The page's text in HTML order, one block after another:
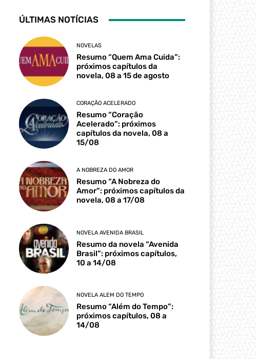
ÚLTIMAS NOTÍCIAS
NOVELAS
Resumo “Quem Ama Cuida”:
próximos capítulos da
novela, 08 a 15 de agosto
CORAÇÃO ACELERADO
Resumo “Coração
Acelerado”: próximos
capítulos da novela, 08 a
15/08
A NOBREZA DO AMOR
Resumo “A Nobreza do
Amor”: próximos capítulos da
novela, 08 a 17/08
NOVELA AVENIDA BRASIL
Resumo da novela “Avenida
Brasil”: próximos capítulos,
10 a 14/08
NOVELA ALEM DO TEMPO
Resumo “Além do Tempo”:
próximos capítulos, 08 a
14/08